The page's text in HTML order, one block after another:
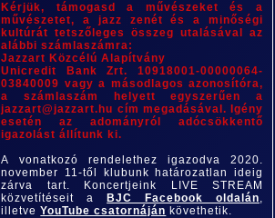
Kérjük, támogasd a művészeket és a
művészetet, a jazz zenét és a minőségi
kultúrát tetszőleges összeg utalásával az
alábbi számlaszámra:
Jazzart Közcélú Alapítvány
Unicredit Bank Zrt. 10918001-00000064-
03840009 vagy a másodlagos azonosítóra,
a számlaszám helyett egyszerűen a
jazzart@jazzart.hu cím megadásával. Igény
esetén az adományról adócsökkentő
igazolást állítunk ki.
A vonatkozó rendelethez igazodva 2020.
november 11-től klubunk határozatlan ideig
zárva tart. Koncertjeink LIVE STREAM
közvetítéseit a
BJC Facebook oldalán,
illetveYouTube csatornáján követhetik.